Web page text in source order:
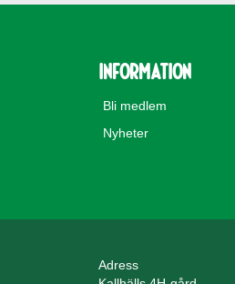
Information
Bli medlem
Nyheter
Adress